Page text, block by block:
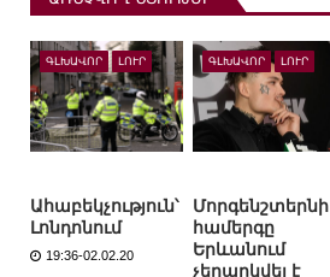
ԳԼԽԱՎՈՐ ԼՈՒՐ
Ահաբեկչություն՝
Լոնդոնում
19:36-02.02.20
ԳԼԽԱՎՈՐ ԼՈՒՐ
Մորգենշտերնի
համերգը
Երևանում
չեղարկվել է